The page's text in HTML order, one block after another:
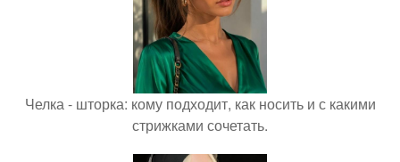
Челка - шторка: кому подходит, как носить и с какими
стрижками сочетать.